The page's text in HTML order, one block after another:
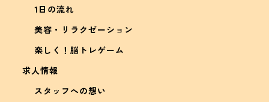
1日の流れ
美容・リラクゼーション
楽しく！脳トレゲーム
求人情報
スタッフへの想い